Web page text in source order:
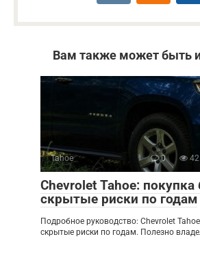
Вам также может быть
Tahoe 0
Chevrolet Tahoe:
скрытые риски по годам
Подробное руководство: Chevrolet
скрытые риски по годам. Полезно